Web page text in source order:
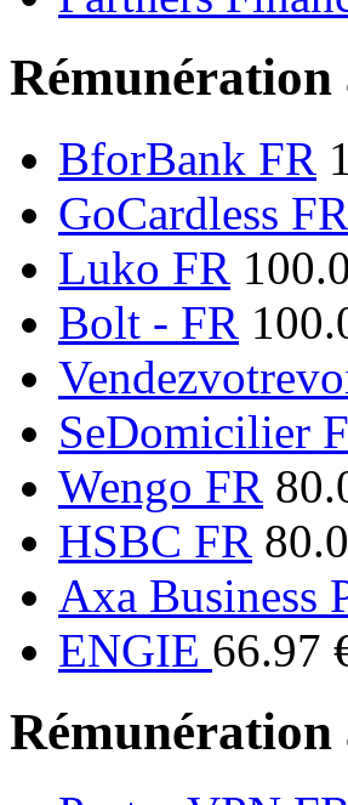
Rémunération
BforBank FR
GoCardless FR
Luko FR
Bolt - FR
SeDomicilier
Wengo FR
HSBC FR
Axa Business
ENGIE 66.97
Rémunération